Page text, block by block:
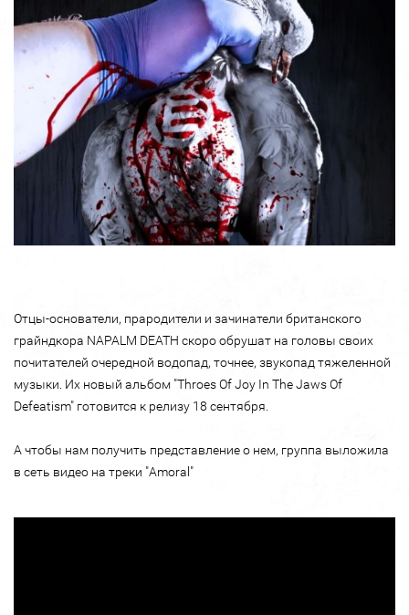
Отцы-основатели, прародители и зачинатели британского
грайндкора NAPALM DEATH скоро обрушат на головы своих
почитателей очередной водопад, точнее, звукопад тяжеленной
музыки. Их новый альбом "Throes Of Joy In The Jaws Of
Defeatism" готовится к релизу 18 сентября.
А чтобы нам получить представление о нем, группа выложила
в сеть видео на треки "Amoral"